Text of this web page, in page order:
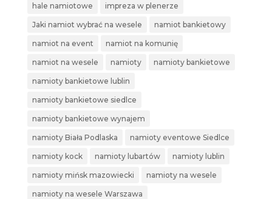
hale namiotowe impreza w plenerze
Jaki namiot wybrać na wesele namiot bankietowy
namiot na event namiot na komunię
namiot na wesele namioty namioty bankietowe
namioty bankietowe lublin
namioty bankietowe siedlce
namioty bankietowe wynajem
namioty Biała Podlaska namioty eventowe Siedlce
namioty kock namioty lubartów namioty lublin
namioty mińsk mazowiecki namioty na wesele
namioty na wesele Warszawa